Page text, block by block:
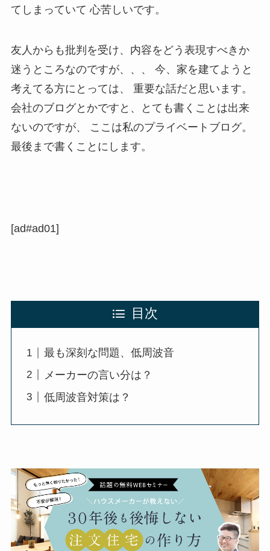
てしまっていて 心苦しいです。
友人からも批判を受け、内容をどう表現すべきか
迷うところなのですが、、、 今、家を建てようと
考えてる方にとっては、 重要な話だと思います。
会社のブログとかですと、とても書くことは出来
ないのですが、 ここは私のプライベートブログ。
最後まで書くことにします。
[ad#ad01]
目次
最も深刻な問題、低周波音
メーカーの言い分は？
低周波音対策は？